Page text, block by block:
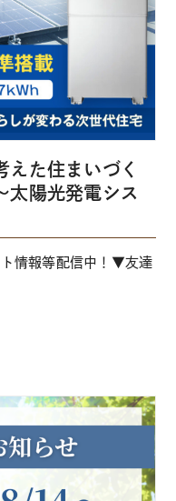
えた住まいづく
太陽光発電シス
情報等配信中！▼友達